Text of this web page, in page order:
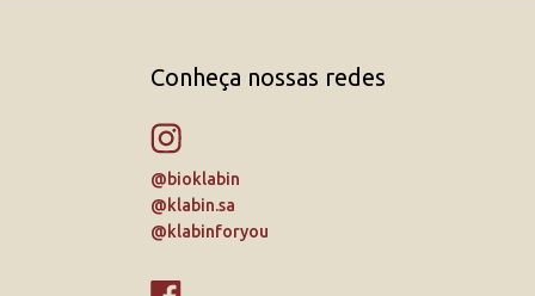
Conheça nossas redes
@bioklabin
@klabin.sa
@klabinforyou